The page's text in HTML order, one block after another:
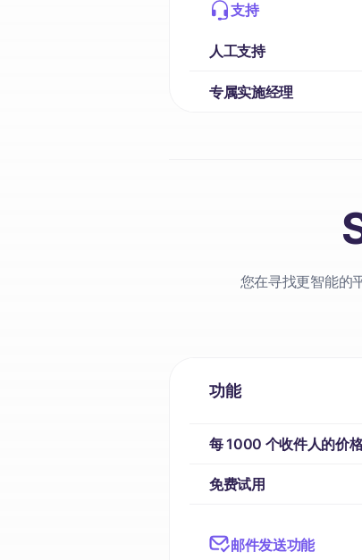
支持
人工支持
专属实施经理
您在寻找更智能的
功能
每 1000 个收件人的价
免费试用
邮件发送功能